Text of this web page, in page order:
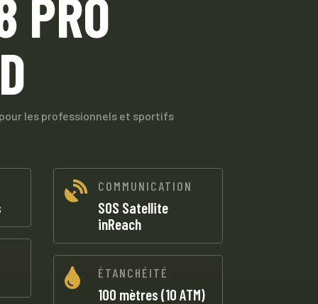
PRO
les professionnels et sportifs
 COMMUNICATION
SOS Satellite
inReach
 ÉTANCHÉITÉ
100 mètres (10 ATM)